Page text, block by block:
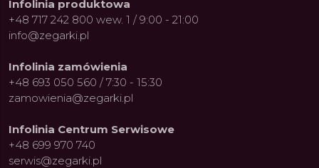
Infolinia produktowa
+48 717 242 800 wew. 1 / 9:00 - 21:00
info@zegarki.pl
Infolinia zamówienia
+48 693 050 560 / 7:30 - 15:30
zamowienia@zegarki.pl
Infolinia Centrum Serwisowe
+48 699 970 740
serwis@zegarki.pl